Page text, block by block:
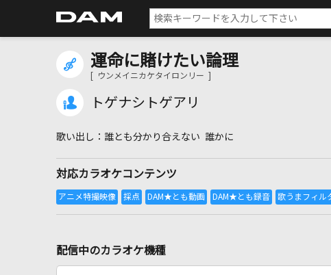
運命に賭けたい論理
[ ウンメイニカケタイロンリー ]
トゲナシトゲアリ
誰とも分かり合えない 誰かに
対応カラオケコンテンツ
配信中のカラオケ機種